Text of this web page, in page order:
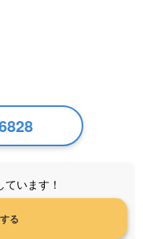
います！
る